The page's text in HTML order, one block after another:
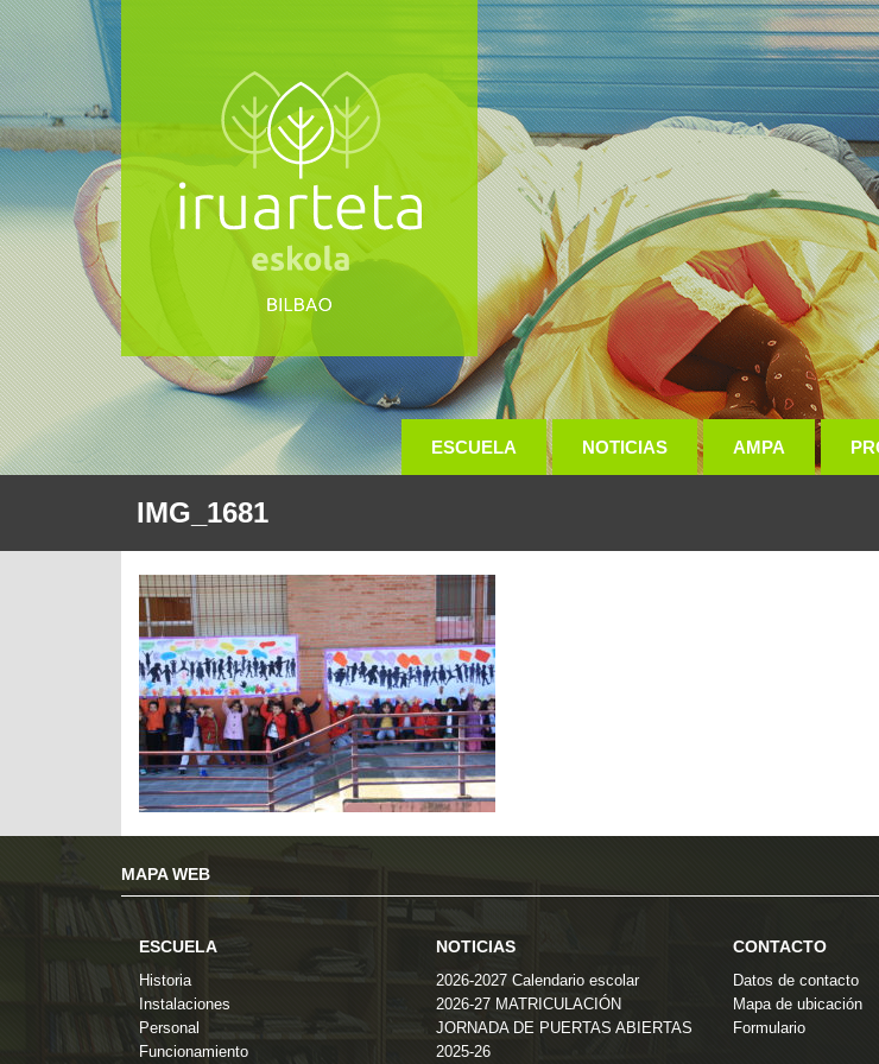
ESCUELA NOTICIAS AMPA
IMG_1681
MAPA WEB
ESCUELA
Historia
Instalaciones
Personal
Funcionamiento
NOTICIAS
2026-2027 Calendario escolar
2026-27 MATRICULACIÓN
JORNADA DE PUERTAS ABIERTAS
2025-26
CONTACTO
Datos de contacto
Mapa de ubicación
Formulario